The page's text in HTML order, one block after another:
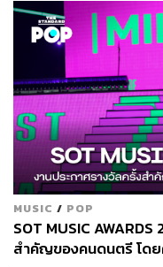
โดยเฉพาะช่วงที่ต้อง
เพื่อหาเงินมาทำเพลง
กระทั่งว่าจะได้กินเมื่อ
หมกมุ่นและทุ่มชีวิตให้กั
ท่อนในเพลงที่ว่า
“กูพยายาม กูพยายามมา
และคงปฏิเสธได้ว่าในต
แล้วจริงๆ
MUSIC / POP
SOT MUSIC
สำคัญของคนดนตรี โด